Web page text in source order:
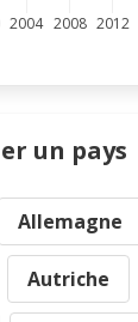
2004 2008 2012
un pays
Allemagne
Autriche